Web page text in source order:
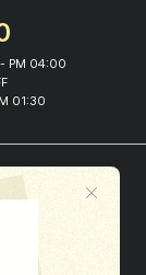
PM 04:00
01:30